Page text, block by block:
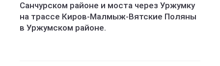
Санчурском районе и моста через Уржумку
на трассе Киров-Малмыж-Вятские Поляны
в Уржумском районе.